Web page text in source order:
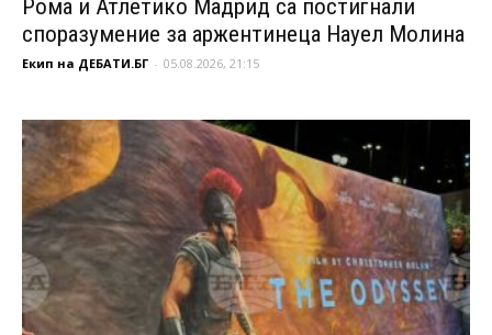
Рома и Атлетико Мадрид са постигнали
споразумение за аржентинеца Науел Молина
Екип на ДЕБАТИ.БГ - 05.08.2026, 21:15